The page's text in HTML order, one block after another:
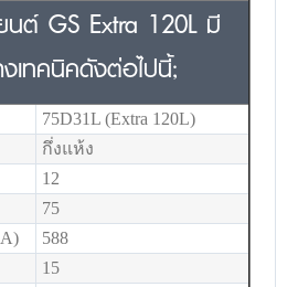
นต์ GS Extra 120L มี
เทคนิคดังต่อไปนี้;
75D31L (Extra 120L)
กึ่งแห้ง
12
75
588
15